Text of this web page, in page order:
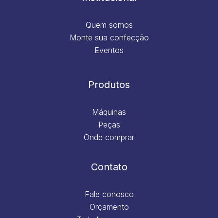
Quem somos
Monte sua confecção
Eventos
Produtos
Máquinas
Peças
Onde comprar
Contato
Fale conosco
Orçamento